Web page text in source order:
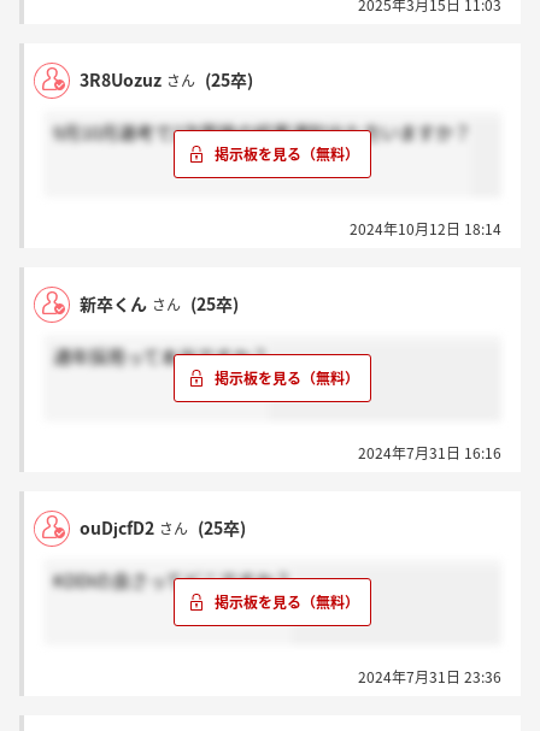
2025年3月15日 11:03
3R8Uozuz さん (25卒)
9月10月選考で2次面接の結果通知出た方いますか？
2024年10月12日 18:14
新卒くん さん (25卒)
通年採用って本当ですか？
2024年7月31日 16:16
ouDjcfD2 さん (25卒)
KDDIの良さってどこですか？
2024年7月31日 23:36